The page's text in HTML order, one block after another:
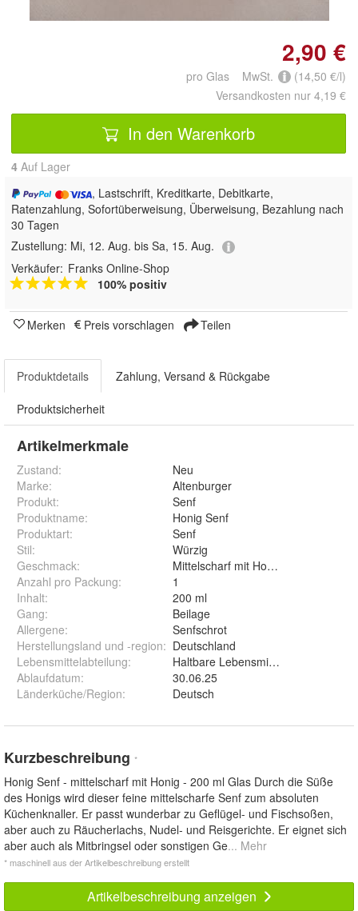
2,90 €
pro Glas MwSt.
(14,50 €/l)
Versandkosten nur 4,19 €
In den Warenkorb
4 Auf Lager
, Lastschrift, Kreditkarte, Debitkarte,
Ratenzahlung, Sofortüberweisung, Überweisung, Bezahlung nach
30 Tagen
Zustellung: Mi, 12. Aug. bis Sa, 15. Aug.
Verkäufer: Franks Online-Shop
100% positiv
Merken Preis vorschlagen Teilen
Produktdetails Zahlung, Versand & Rückgabe
Produktsicherheit
Artikelmerkmale
Zustand:
Neu
Marke:
Altenburger
Produkt:
Senf
Produktname:
Honig Senf
Produktart:
Senf
Stil:
Würzig
Geschmack:
Mittelscharf mit Honig
Anzahl pro Packung:
1
Inhalt:
200 ml
Gang:
Beilage
Allergene:
Senfschrot
Herstellungsland und -region: Deutschland
Lebensmittelabteilung:
Haltbare Lebensmittel
Ablaufdatum:
30.06.25
Länderküche/Region: Deutsch
Kurzbeschreibung *
Honig Senf - mittelscharf mit Honig - 200 ml Glas Durch die Süße
des Honigs wird dieser feine mittelscharfe Senf zum absoluten
Küchenknaller. Er passt wunderbar zu Geflügel- und Fischsoßen,
aber auch zu Räucherlachs, Nudel- und Reisgerichte. Er eignet sich
aber auch als Mitbringsel oder sonstigen Ge... Mehr
* maschinell aus der Artikelbeschreibung erstellt
Artikelbeschreibung anzeigen